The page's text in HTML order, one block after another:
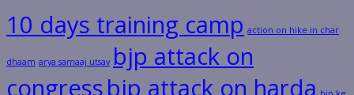
10 days training camp action on hike in char
dhaam arya samaaj utsav bjp attack on
congressbjp attack on harda